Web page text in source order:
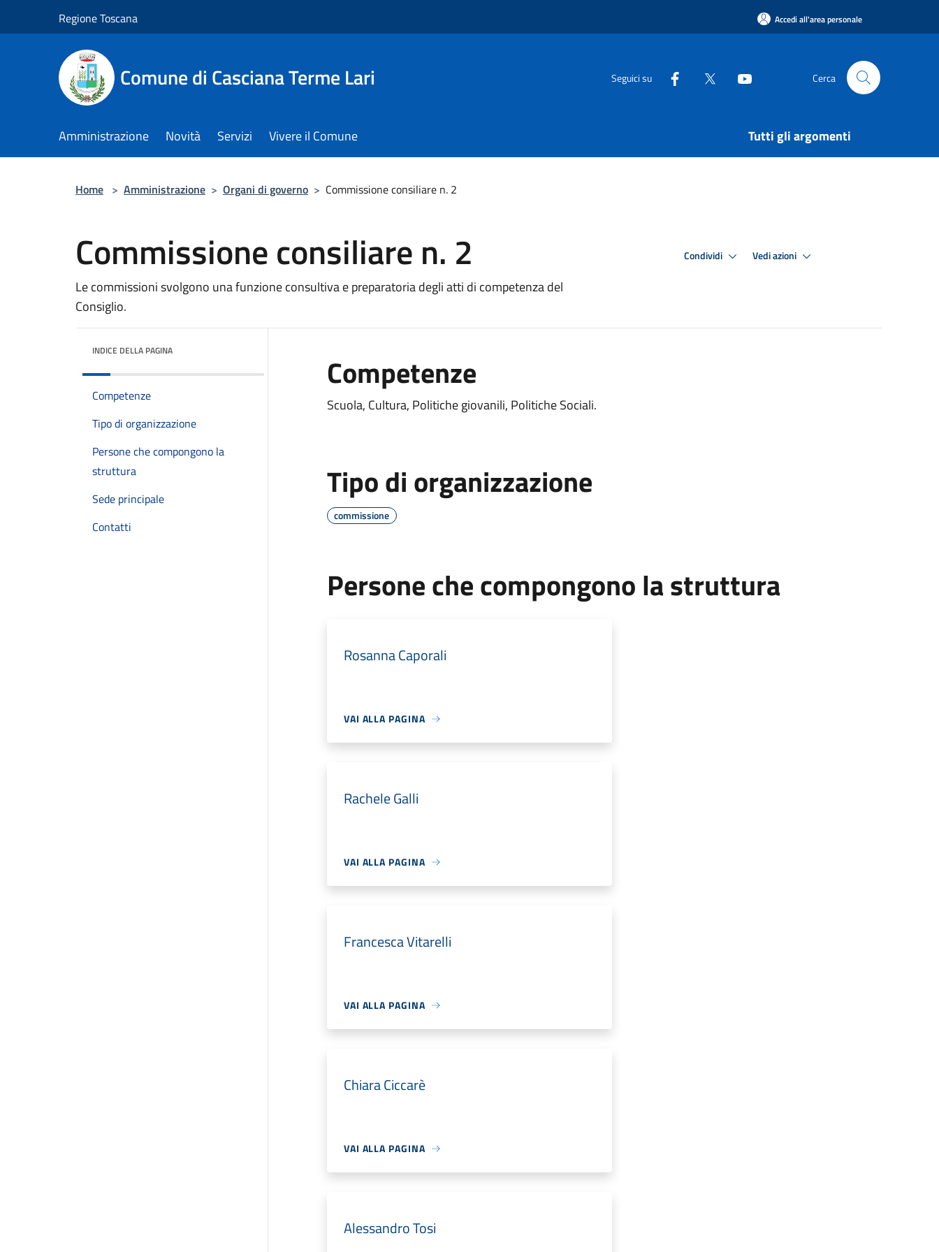
Regione Toscana Accedi all'area personale
Comune di Casciana Terme Lari Seguici su Cerca
Amministrazione Novità Servizi Vivere il Comune Tutti gli argomenti
Home > Amministrazione > Organi di governo > Commissione consiliare n. 2
Commissione consiliare n. 2
Le commissioni svolgono una funzione consultiva e preparatoria degli atti di competenza del
Consiglio.
Condividi Vedi azioni
INDICE DELLA PAGINA
Competenze
Tipo di organizzazione
Persone che compongono la
struttura
Sede principale
Contatti
Competenze
Scuola, Cultura, Politiche giovanili, Politiche Sociali.
Tipo di organizzazione
commissione
Persone che compongono la struttura
Rosanna Caporali
VAI ALLA PAGINA
Rachele Galli
VAI ALLA PAGINA
Francesca Vitarelli
VAI ALLA PAGINA
Chiara Ciccarè
VAI ALLA PAGINA
Alessandro Tosi